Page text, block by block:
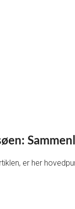
er her